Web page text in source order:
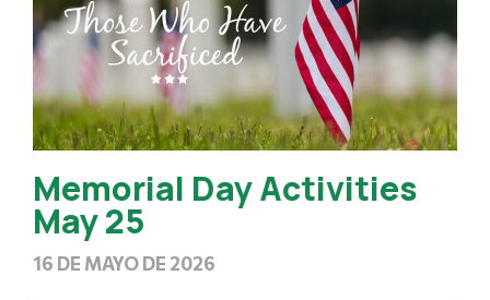
Memorial Day Activities
May 25
16 DE MAYO DE 2026